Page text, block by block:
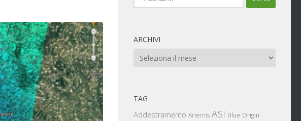
per:
ARCHIVI
Archivi
TAG
Addestramento Artemis ASI Blue Origin